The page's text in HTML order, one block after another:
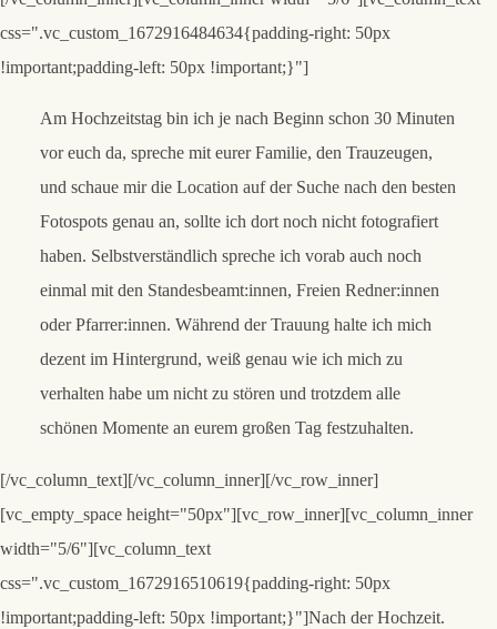
css=".vc_custom_1672916484634{padding-right: 50px
!important;padding-left: 50px !important;}"]
Am Hochzeitstagbin ich je nach Beginn schon 30 Minuten
vor euch da, spreche mit eurer Familie, den Trauzeugen,
und schaue mir die Location auf der Suche nach den besten
Fotospots genau an, sollte ich dort noch nicht fotografiert
haben. Selbstverständlich spreche ich vorab auch noch
einmal mit den Standesbeamt:innen, Freien Redner:innen
oder Pfarrer:innen. Während der Trauung halte ich mich
dezent im Hintergrund, weiß genau wie ich mich zu
verhalten habe um nicht zu stören und trotzdem alle
schönen Momente an eurem großen Tag festzuhalten.
[/vc_column_text][/vc_column_inner][/vc_row_inner]
[vc_empty_space height="50px"][vc_row_inner][vc_column_inner
width="5/6"][vc_column_text
css=".vc_custom_1672916510619{padding-right: 50px
!important;padding-left: 50px !important;}"]Nach der Hochzeit.